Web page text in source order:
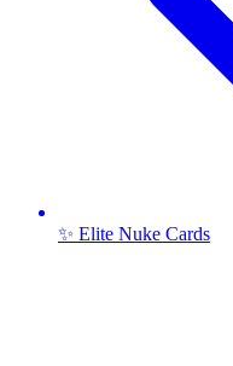
✨ Elite Nuke Cards